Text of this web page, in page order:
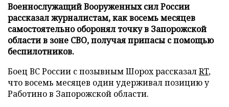
Военнослужащий Вооруженных сил России
рассказал журналистам, как восемь месяцев
самостоятельно оборонял точку в Запорожской
области в зоне СВО, получая припасы с помощью
беспилотников.
Боец ВС России с позывным Шорох рассказалRT,
что восемь месяцев один удерживал позицию у
Работино в Запорожской области.